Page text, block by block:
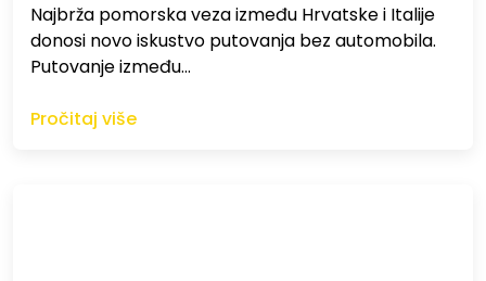
Najbrža pomorska veza između Hrvatske i Italije
donosi novo iskustvo putovanja bez automobila.
Putovanje između…
Pročitaj više